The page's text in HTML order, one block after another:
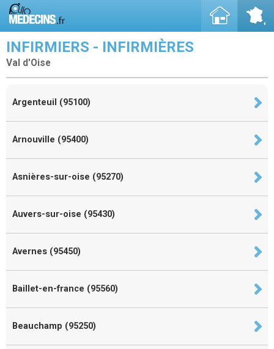
INFIRMIERS - INFIRMIÈRES
Val d'Oise
Argenteuil (95100)
Arnouville (95400)
Asnières-sur-oise (95270)
Auvers-sur-oise (95430)
Avernes (95450)
Baillet-en-france (95560)
Beauchamp (95250)